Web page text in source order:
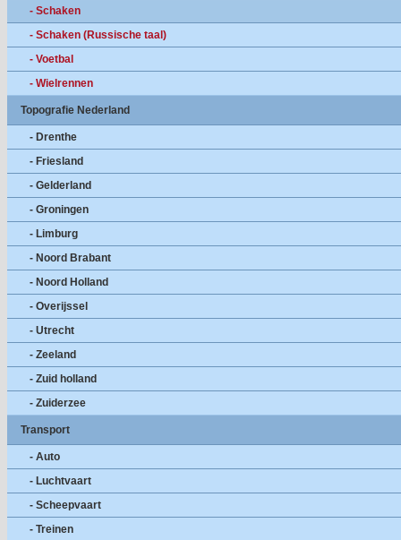
- Schaken
- Schaken (Russische taal)
- Voetbal
- Wielrennen
Topografie Nederland
- Drenthe
- Friesland
- Gelderland
- Groningen
- Limburg
- Noord Brabant
- Noord Holland
- Overijssel
- Utrecht
- Zeeland
- Zuid holland
- Zuiderzee
Transport
- Auto
- Luchtvaart
- Scheepvaart
- Treinen